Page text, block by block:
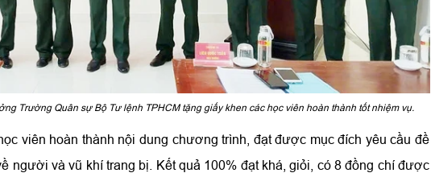
Trường Quân sự Bộ Tư lệnh TPHCM tặng giấy khen các học viên hoàn thành tốt nhiệm vụ.
viên hoàn thành nội dung chương trình, đạt được mục đích yêu cầu đề
người và vũ khí trang bị. Kết quả 100% đạt khá, giỏi, có 8 đồng chí được